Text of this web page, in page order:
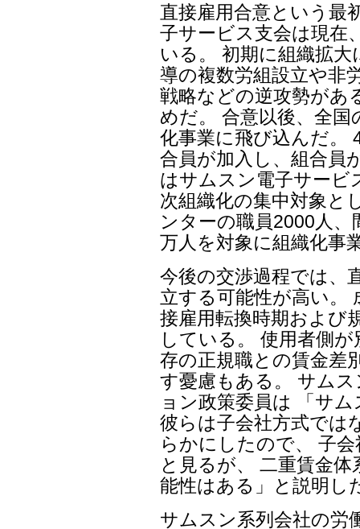
直接雇用合意という最
子サービス支会は現在
いる。 初期に組織拡
導の複数労組設立や非
戦略などの逆攻勢があ
めだ。 合意以後、全
化事業に飛び込んだ。
合員が加入し、組合員
はサムスン電子サービ
次組織化の集中対象と
ンターの職員2000人
万人を対象に組織化事
今後の交渉過程では、
立する可能性が高い。
接雇用転換時期および
している。 使用者側
存の正規職との賃金差
す憂慮もある。 サム
ョン政策委員は 「サ
彼らは子会社方式では
らかにしたので、 子
と見るが、 二重賃金
能性はある」と説明し
サムスン系列会社の労